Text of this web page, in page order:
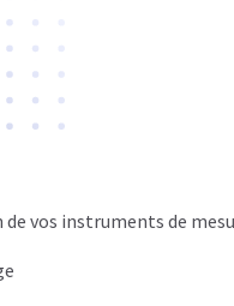
vos instruments de